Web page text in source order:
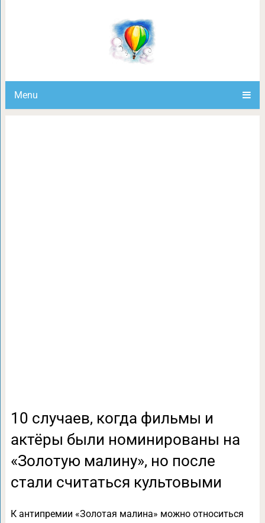
Menu
10 случаев, когда фильмы и
«Золотую малину», но после
10 случаев, когда фильмы и
актёры были номинированы на
«Золотую малину», но после
стали считаться культовыми
К антипремии «Золотая малина» можно относиться